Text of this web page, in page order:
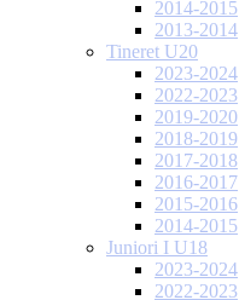
2014-2015
2013-2014
Tineret U20
2023-2024
2022-2023
2019-2020
2018-2019
2017-2018
2016-2017
2015-2016
2014-2015
Juniori I U18
2023-2024
2022-2023